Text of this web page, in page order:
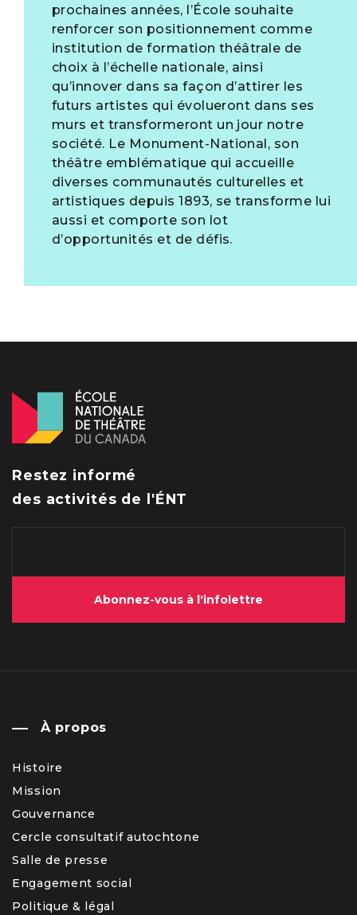
prochaines années, l’École souhaite
renforcer son positionnement comme
institution de formation théâtrale de
choix à l’échelle nationale, ainsi
qu’innover dans sa façon d’attirer les
futurs artistes qui évolueront dans ses
murs et transformeront un jour notre
société. Le Monument-National, son
théâtre emblématique qui accueille
diverses communautés culturelles et
artistiques depuis 1893, se transforme lui
aussi et comporte son lot
d’opportunités et de défis.
Restez informé
des activités de l'ÉNT
Abonnez-vous à l'infolettre
À propos
Histoire
Mission
Gouvernance
Cercle consultatif autochtone
Salle de presse
Engagement social
Politique & légal